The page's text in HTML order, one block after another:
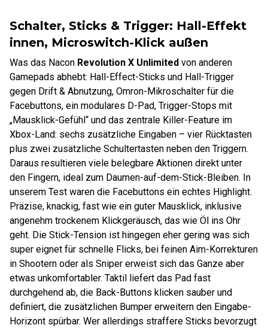
Schalter, Sticks & Trigger: Hall-Effekt
innen, Microswitch-Klick außen
Was das Nacon Revolution X Unlimited von anderen
Gamepads abhebt: Hall-Effect-Sticks und Hall-Trigger
gegen Drift & Abnutzung, Omron-Mikroschalter für die
Facebuttons, ein modulares D-Pad, Trigger-Stops mit
„Mausklick-Gefühl“ und das zentrale Killer-Feature im
Xbox-Land: sechs zusätzliche Eingaben – vier Rücktasten
plus zwei zusätzliche Schultertasten neben den Triggern.
Daraus resultieren viele belegbare Aktionen direkt unter
den Fingern, ideal zum Daumen-auf-dem-Stick-Bleiben. In
unserem Test waren die Facebuttons ein echtes Highlight.
Präzise, knackig, fast wie ein guter Mausklick, inklusive
angenehm trockenem Klickgeräusch, das wie Öl ins Ohr
geht. Die Stick-Tension ist hingegen eher gering was sich
super eignet für schnelle Flicks, bei feinen Aim-Korrekturen
in Shootern oder als Sniper erweist sich das Ganze aber
etwas unkomfortabler. Taktil liefert das Pad fast
durchgehend ab, die Back-Buttons klicken sauber und
definiert, die zusätzlichen Bumper erweitern den Eingabe-
Horizont spürbar. Wer allerdings straffere Sticks bevorzugt